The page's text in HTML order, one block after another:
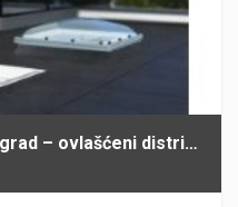
Krovni prozori LAGEN Beograd – ovlašćeni distributer FAKRO za Srbiju